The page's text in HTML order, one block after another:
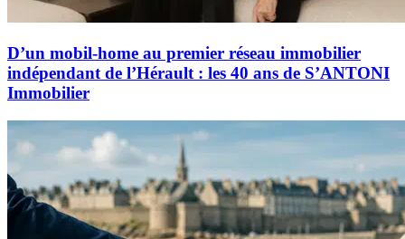
D’un mobil-home au premier réseau immobilier
indépendant de l’Hérault : les 40 ans de S’ANTONI
Immobilier